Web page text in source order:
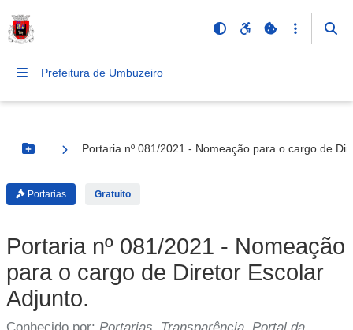
Prefeitura de Umbuzeiro
Botão Menu
Portaria nº 081/2021 - Nomeação para o cargo de
Portarias Gratuito
Portaria nº 081/2021 - Nomeação
para o cargo de Diretor Escolar
Adjunto.